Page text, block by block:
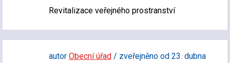
Revitalizace veřejného prostranství
autor Obecní úřad/ zveřejněno od 23. dubna